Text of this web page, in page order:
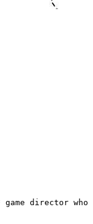
director